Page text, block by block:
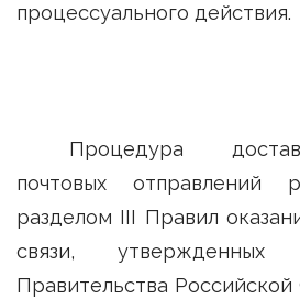
процессуального действия.
Процедура
почтовых отправлений
разделом III Правил
связи, утвержденных
Правительства